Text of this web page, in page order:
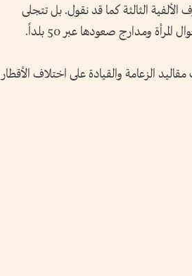
- من عام 1960 وحتى مشارف الألفية الثالثة كما قد نقول. بل تتجلى
ومدارج صعودها عبر 50 بلداً.
مقاليد الزعامة والقيادة على اختلاف الأقطار